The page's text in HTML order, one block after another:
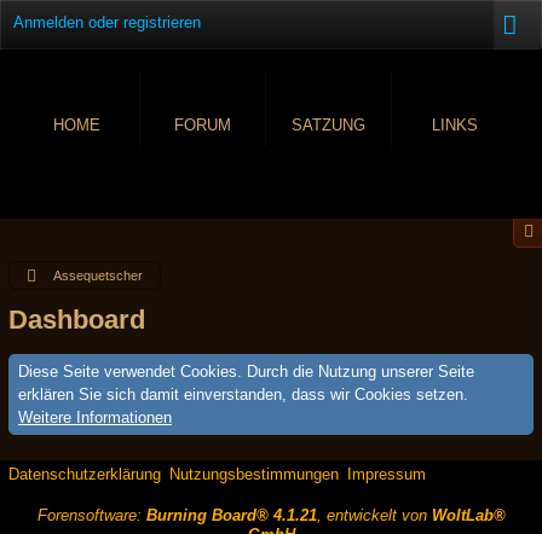
Anmelden oder registrieren
HOME FORUM SATZUNG LINKS
Assequetscher
Dashboard
Diese Seite verwendet Cookies. Durch die Nutzung unserer Seite
erklären Sie sich damit einverstanden, dass wir Cookies setzen.
Weitere Informationen
Datenschutzerklärung Nutzungsbestimmungen Impressum
Forensoftware: Burning Board® 4.1.21, entwickelt von WoltLab®